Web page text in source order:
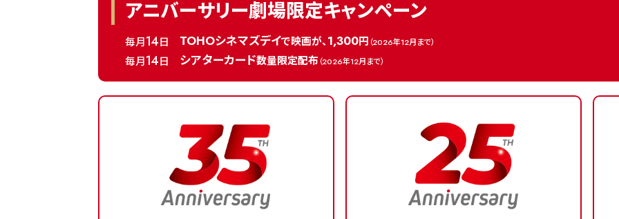
アニバーサリー劇場限定キャンペーン
毎月14日 TOHOシネマズデイで映画が、1,300円 （2026年12月まで）
毎月14日 シアターカード数量限定配布 （2026年12月まで）